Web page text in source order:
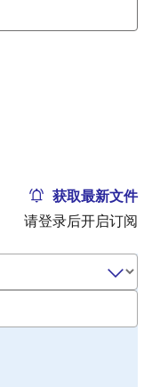
获取最新文件
请登录后开启订阅